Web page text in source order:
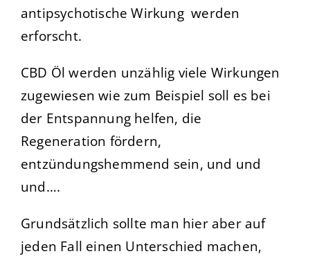
antipsychotische Wirkung werden
erforscht.
CBD Öl werden unzählig viele Wirkungen
zugewiesen wie zum Beispiel soll es bei
der Entspannung helfen, die
Regeneration fördern,
entzündungshemmend sein, und und
und….
Grundsätzlich sollte man hier aber auf
jeden Fall einen Unterschied machen,